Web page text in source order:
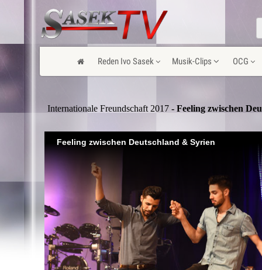
Reden Ivo Sasek Musik-Clips OCG
Internationale Freundschaft 2017 - Feeling zwischen
Feeling zwischen Deutschland & Syrien